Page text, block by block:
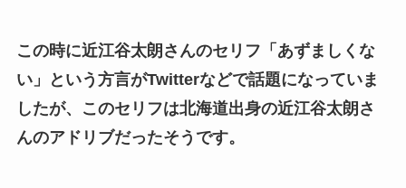
この時に近江谷太朗さんのセリフ「あずましくな
い」という方言がTwitterなどで話題になっていま
したが、このセリフは北海道出身の近江谷太朗さ
んのアドリブだったそうです。